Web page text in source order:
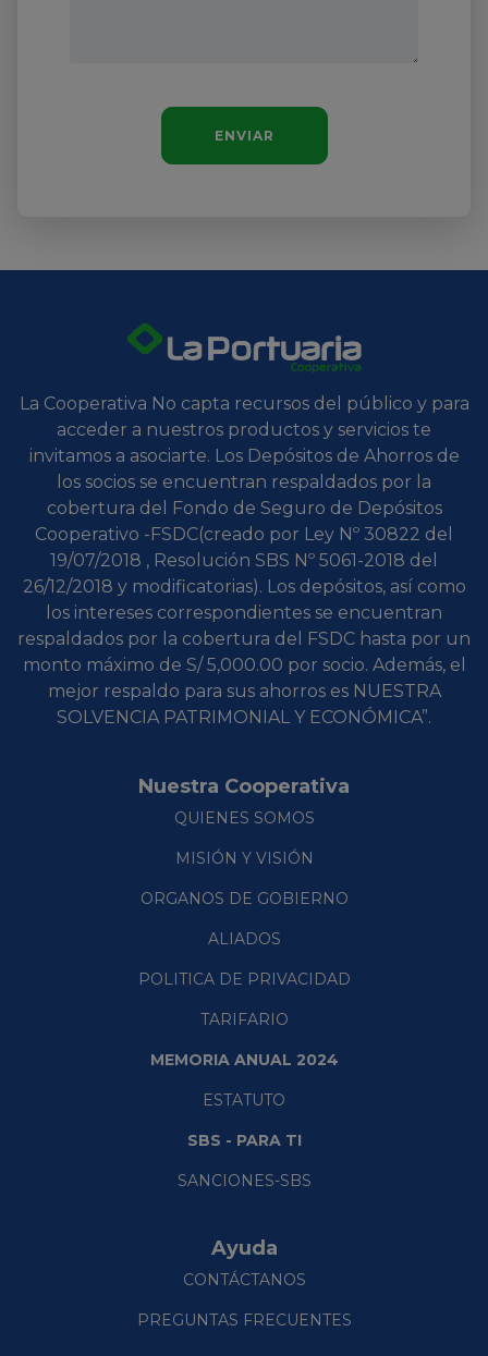
ENVIAR
La Cooperativa No capta recursos del público y para
acceder a nuestros productos y servicios te
invitamos a asociarte. Los Depósitos de Ahorros de
los socios se encuentran respaldados por la
cobertura del Fondo de Seguro de Depósitos
Cooperativo -FSDC(creado por Ley Nº 30822 del
19/07/2018 , Resolución SBS Nº 5061-2018 del
26/12/2018 y modificatorias). Los depósitos, así como
los intereses correspondientes se encuentran
respaldados por la cobertura del FSDC hasta por un
monto máximo de S/ 5,000.00 por socio. Además, el
mejor respaldo para sus ahorros es NUESTRA
SOLVENCIA PATRIMONIAL Y ECONÓMICA”.
Nuestra Cooperativa
QUIENES SOMOS
MISIÓN Y VISIÓN
ORGANOS DE GOBIERNO
ALIADOS
POLITICA DE PRIVACIDAD
TARIFARIO
MEMORIA ANUAL 2024
ESTATUTO
SBS - PARA TI
SANCIONES-SBS
Ayuda
CONTÁCTANOS
PREGUNTAS FRECUENTES